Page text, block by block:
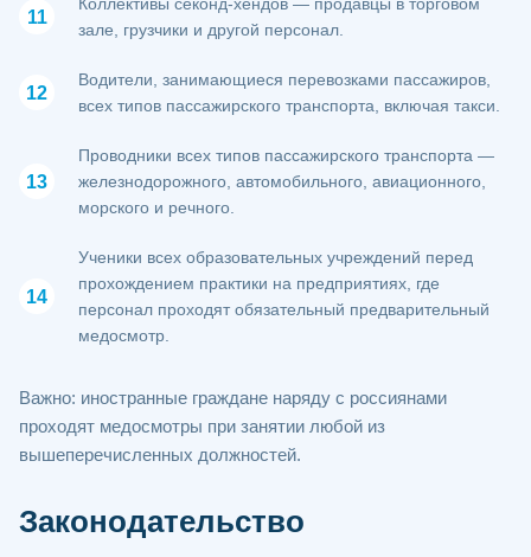
зале, грузчики и другой персонал.
Водители, занимающиеся перевозками пассажиров,
всех типов пассажирского транспорта, включая такси.
Проводники всех типов пассажирского транспорта —
железнодорожного, автомобильного, авиационного,
морского и речного.
Ученики всех образовательных учреждений перед
прохождением практики на предприятиях, где
персонал проходят обязательный предварительный
медосмотр.
Важно: иностранные граждане наряду с россиянами
проходят медосмотры при занятии любой из
вышеперечисленных должностей.
Законодательство